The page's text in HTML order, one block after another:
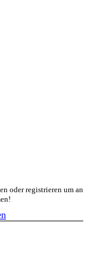
oder registrieren um an